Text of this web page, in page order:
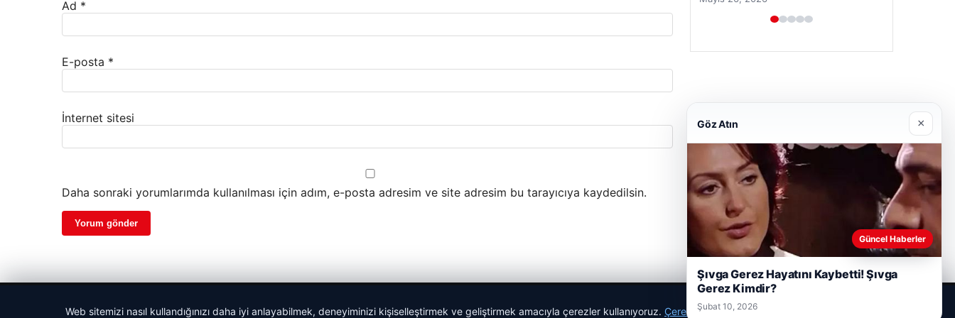
Ad *
E-posta *
İnternet sitesi
Daha sonraki yorumlarımda kullanılması için adım, e-posta adresim ve site adresim bu tarayıcıya kaydedilsin.
Web sitemizi nasıl kullandığınızı daha iyi anlayabilmek, deneyiminizi kişiselleştirmek ve geliştirmek amacıyla çerezler kullanıyoruz. Çerez Politikamız
Göz Atın ×
Güncel Haberler
Şıvga Gerez Hayatını Kaybetti! Şıvga
Gerez Kimdir?
Şubat 10, 2026